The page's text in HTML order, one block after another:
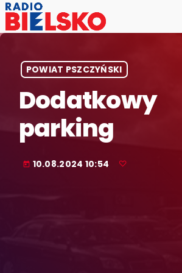
POWIAT PSZCZYŃSKI
Dodatkowy
parking
today 10.08.2024 10:54